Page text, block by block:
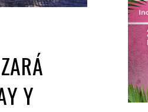
Y